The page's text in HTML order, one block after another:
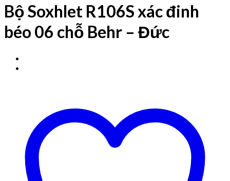
Bộ Soxhlet R106S xác đinh
béo 06 chỗ Behr – Đức